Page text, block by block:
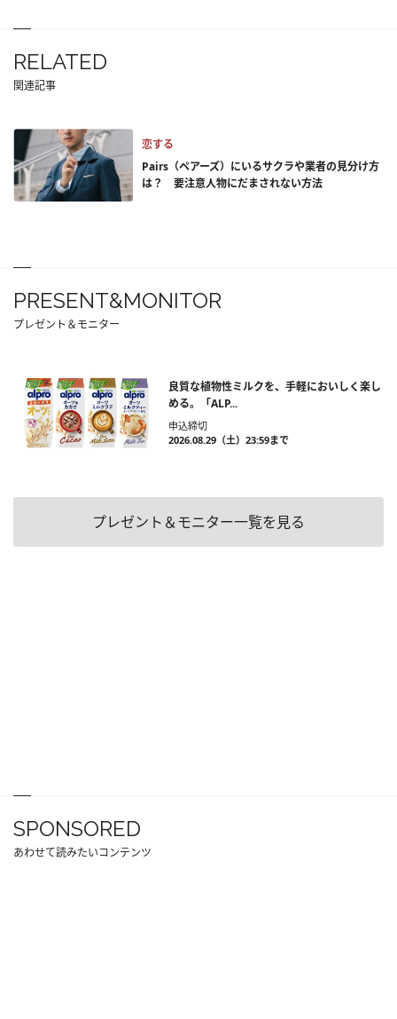
RELATED
関連記事
恋する
Pairs（ペアーズ）にいるサクラや業者の見分け方
は？ 要注意人物にだまされない方法
PRESENT&MONITOR
プレゼント＆モニター
良質な植物性ミルクを、手軽においしく楽し
める。「ALP...
申込締切
2026.08.29（土）23:59まで
プレゼント＆モニター一覧を見る
SPONSORED
あわせて読みたいコンテンツ